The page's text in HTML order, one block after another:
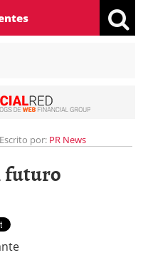
Escrito por: PR News
futuro